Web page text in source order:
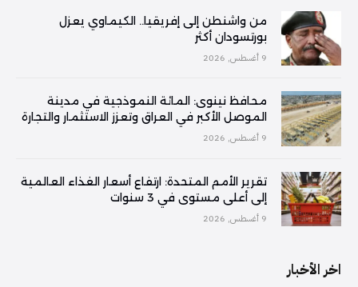
من واشنطن إلى إفريقيا.. الكيماوي يعزل
بورتسودان أكثر
9 أغسطس, 2026
محافظ نينوى: المائة النموذجية في مدينة
الموصل الأكبر في العراق وتعزز الاستثمار والتجارة
9 أغسطس, 2026
تقرير الأمم المتحدة: ارتفاع أسعار الغذاء العالمية
إلى أعلى مستوى في 3 سنوات
9 أغسطس, 2026
اخر الأخبار